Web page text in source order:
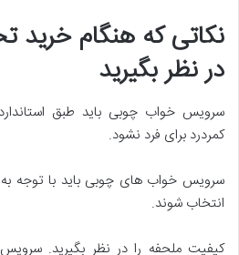
نکاتی که هنگام خرید
در نظر بگیرید
سرویس خواب چوبی باید طبق
کمردرد برای فرد نشود.
سرویس خواب های چوبی باید با توجه
انتخاب شوند.
کیفیت ملحفه را در نظر بگیرید.